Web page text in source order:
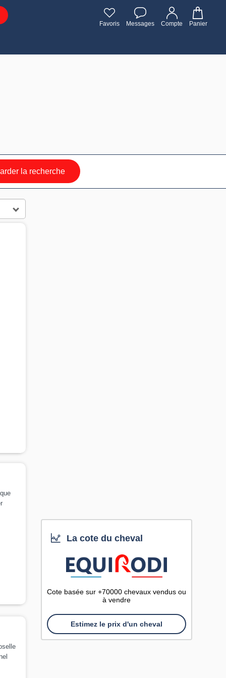
Favoris Messages Compte Panier
la recherche
La cote du cheval
Cote basée sur +70000 chevaux vendus ou
à vendre
Estimez le prix d'un cheval